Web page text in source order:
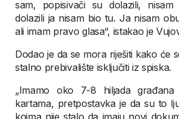
sam, popisivači su dolazili,
dolazili ja nisam bio tu. Ja nisam
ali imam pravo glasa“, istakao je
Dodao je da se mora riješiti kako će
stalno prebivalište isključiti iz spiska.
„Imamo oko 7-8 hiljada
kartama, pretpostavka je da su to